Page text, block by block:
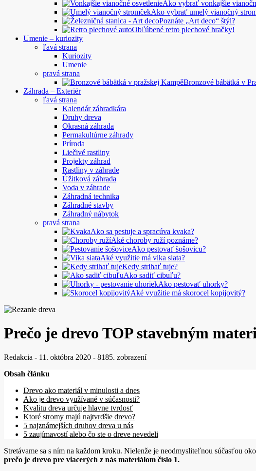
Ako vybrať vonkajšie
Ako vybrať umelý vianočný
Poznáte „Art deco“ štýl?
Obľúbené retro plechové hračky!
Umenie – kuriozity
ľavá strana
Kuriozity
Umenie
pravá strana
Bronzové bábätká v
Záhrada – Exteriér
ľavá strana
Kalendár záhradkára
Druhy dreva
Okrasná záhrada
Permakultúrne záhrady
Príroda
Liečivé rastliny
Projekty záhrad
Rastliny v záhrade
Úžitková záhrada
Voda v záhrade
Záhradná technika
Záhradné stavby
Záhradný nábytok
pravá strana
Ako sa pestuje a spracúva kvaka?
Aké choroby ruží poznáme?
Ako pestovať šošovicu?
Aké využitie má vika siata?
Kedy strihať tuje?
Ako sadiť cibuľu?
Ako pestovať uhorky?
Aké využitie má skorocel kopijovitý?
Prečo je drevo TOP stavebným
Redakcia - 11. októbra 2020 - 8185. zobrazení
Obsah článku
Drevo ako materiál v minulosti a dnes
Ako je drevo využívané v súčasnosti?
Kvalitu dreva určuje hlavne tvrdosť
Ktoré stromy majú najtvrdšie drevo?
5 najznámejších druhov dreva u nás
5 zaujímavostí alebo čo ste o dreve nevedeli
Stretávame sa s ním na každom kroku. Nielenže je neodmysliteľnou súčasťou
prečo je drevo pre viacerých z nás materiálom číslo 1.